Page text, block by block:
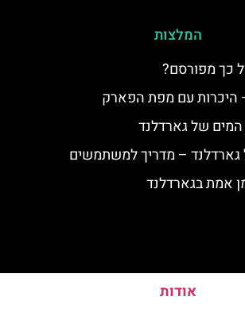
המלצות
כך מפורסם?
היכרות עם מפת הפארק
של גארדלנד
– מדריך למשתמשים
אמת בגארדלנד
אודות